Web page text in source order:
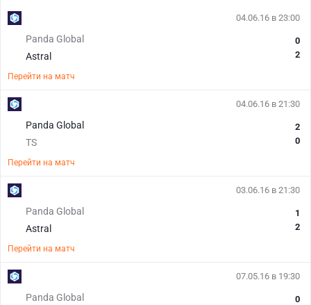
04.06.16 в 23:00
Panda Global
Astral
0
2
Перейти на матч
04.06.16 в 21:30
Panda Global
TS
2
0
Перейти на матч
03.06.16 в 21:30
Panda Global
Astral
1
2
Перейти на матч
07.05.16 в 19:30
Panda Global
0